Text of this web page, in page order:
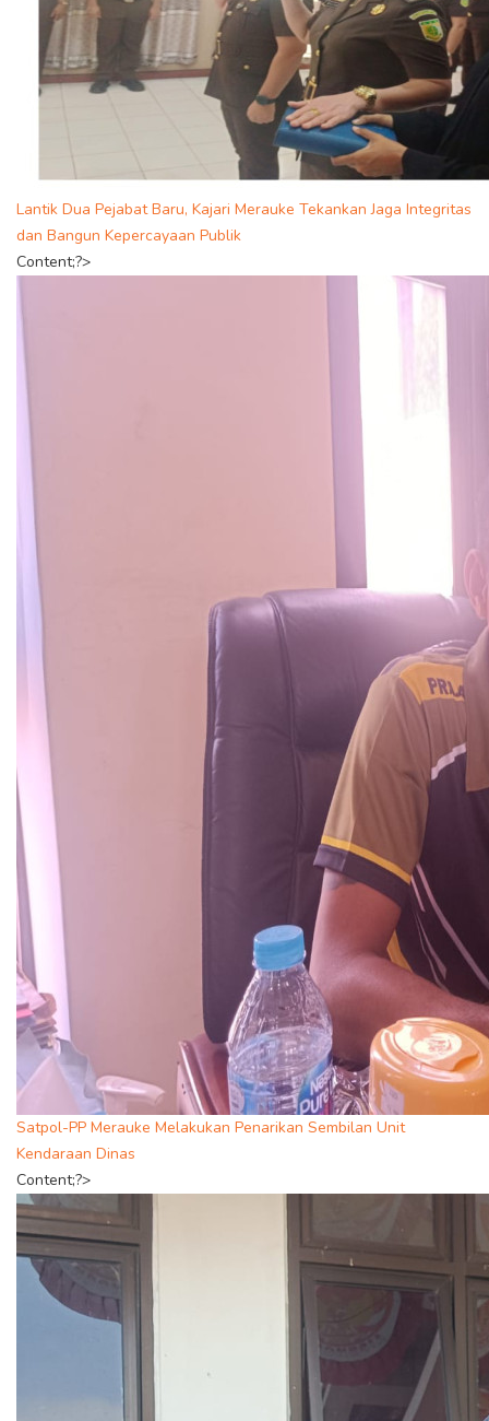
Lantik Dua Pejabat Baru, Kajari Merauke Tekankan Jaga Integritas
dan Bangun Kepercayaan Publik
Content;?>
Satpol-PP Merauke Melakukan Penarikan Sembilan Unit
Kendaraan Dinas
Content;?>